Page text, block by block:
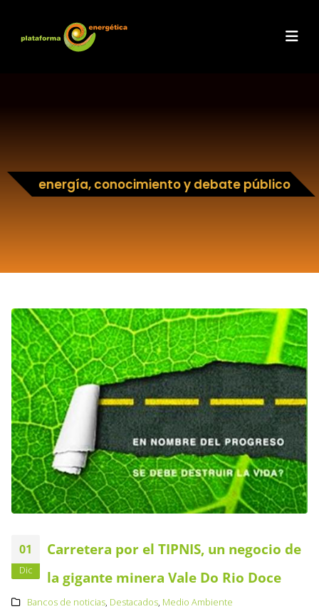
energía, conocimiento y debate público
01
Dic
Carretera por el TIPNIS, un negocio de
la gigante minera Vale Do Rio Doce
Bancos de noticias, Destacados, Medio Ambiente